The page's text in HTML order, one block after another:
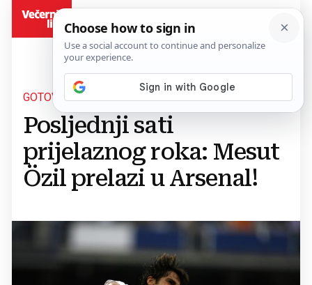
GOTOVE SU SAPUNICE
Posljednji sati
prijelaznog roka: Mesut
Özil prelazi u Arsenal!